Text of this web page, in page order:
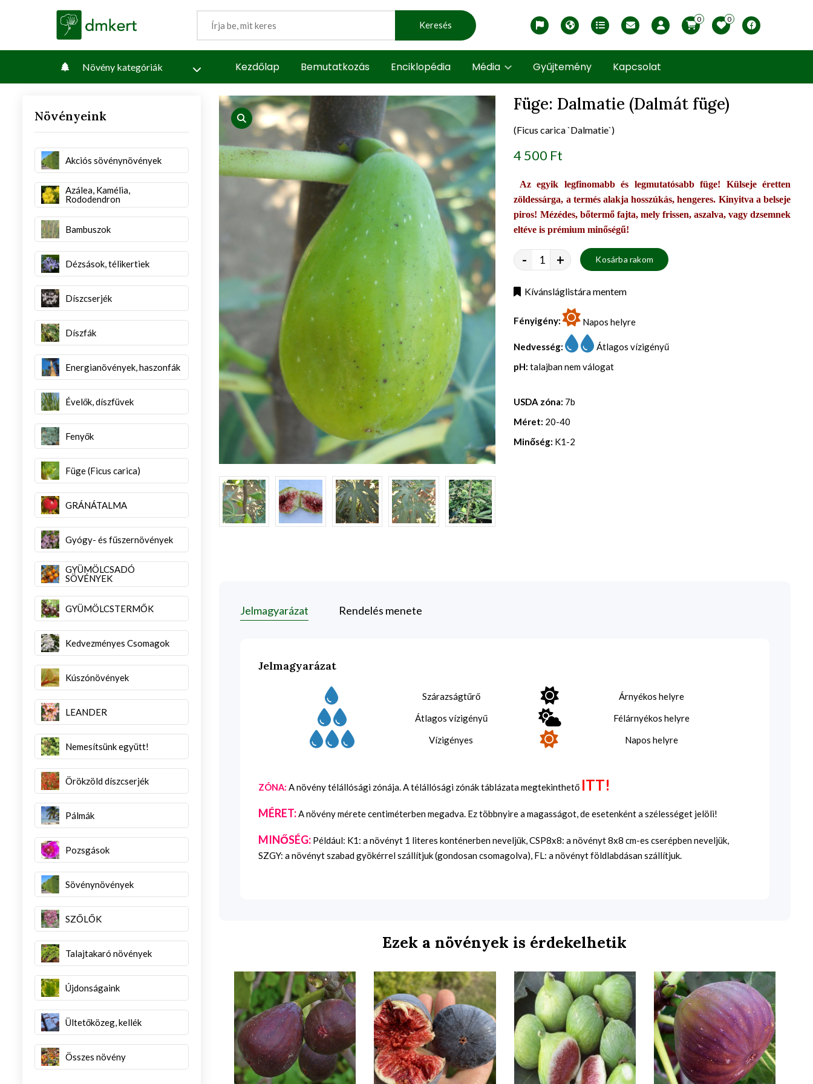
Keresés
English versionTélállósági zónák
Nyomtatható ABC árjegyzék
Profilom
0 0
Facebook
Növény kategóriák Kezdőlap Bemutatkozás Enciklopédia Média Gyűjtemény Kapcsolat
Növényeink
Akciós sövénynövények
Azálea, Kamélia,
Rododendron
Bambuszok
Dézsások, télikertiek
Díszcserjék
Díszfák
Energianövények, haszonfák
Évelők, díszfüvek
Fenyők
Füge (Ficus carica)
GRÁNÁTALMA
Gyógy- és fűszernövények
GYÜMÖLCSADÓ
SÖVÉNYEK
GYÜMÖLCSTERMŐK
Kedvezményes Csomagok
Kúszónövények
LEANDER
Nemesítsünk együtt!
Örökzöld díszcserjék
Pálmák
Pozsgások
Sövénynövények
SZŐLŐK
Talajtakaró növények
Újdonságaink
Ültetőközeg, kellék
Összes növény
product view product view
Füge: Dalmatie (Dalmát füge)
(Ficus carica `Dalmatie`)
4 500 Ft
Az egyik legfinomabb és legmutatósabb füge! Külseje éretten
zöldessárga, a termés alakja hosszúkás, hengeres. Kinyitva a belseje
piros! Mézédes, bőtermő fajta, mely frissen, aszalva, vagy dzsemnek
eltéve is prémium minőségű!
- + Kosárba rakom
Kívánsláglistára mentem
Fényigény: Napos helyre
Nedvesség:
Átlagos vízigényű
pH: talajban nem válogat
USDA zóna: 7b
Méret: 20-40
Minőség: K1-2
Jelmagyarázat Rendelés menete
Jelmagyarázat
Szárazságtűrő
Árnyékos helyre
Átlagos vízigényű
Félárnyékos helyre
Vízigényes
Napos helyre
ZÓNA:A növény télállósági zónája. A télállósági zónák táblázata megtekinthető ITT!
MÉRET:A növény mérete centiméterben megadva. Ez többnyire a magasságot, de esetenként a szélességet jelöli!
MINŐSÉG: Például: K1: a növényt 1 literes konténerben neveljük, CSP8x8: a növényt 8x8 cm-es cserépben neveljük,
SZGY: a növényt szabad gyökérrel szállítjuk (gondosan csomagolva), FL: a növényt földlabdásan szállítjuk.
Ezek a növények is érdekelhetik